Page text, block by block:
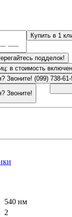
Купить в 1
подделок!
в стоимость
Нужна консультация? Звоните! (099)
Звоните!
540 нм
2